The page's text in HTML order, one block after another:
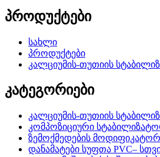
პროდუქტები
სახლი
პროდუქტები
კალციუმის-თუთიის
კატეგორიები
კალციუმის-თუთიის
კომპოზიციური
ზემოქმედების
დანამატები სუფთა PVC–